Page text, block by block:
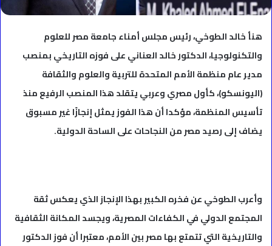
هنأ خالد الطوخي، رئيس مجلس أمناء جامعة مصر للعلوم
والتكنولوجيا، الدكتور خالد العناني على فوزه التاريخي بمنصب
مدير عام منظمة الأمم المتحدة للتربية والعلوم والثقافة
(اليونسكو)، كأول مصري وعربي يتقلد هذا المنصب الرفيع منذ
تأسيس المنظمة، مؤكدا أن هذا الفوز يمثل إنجازًا غير مسبوق
يضاف إلى رصيد مصر من النجاحات على الساحة الدولية.
وأعرب الطوخي عن فخره الكبير بهذا الإنجاز الذي يعكس ثقة
المجتمع الدولي في الكفاءات المصرية، ويجسد المكانة الثقافية
والتاريخية التي تتمتع بها مصر بين الأمم، معتبرا أن فوز الدكتور